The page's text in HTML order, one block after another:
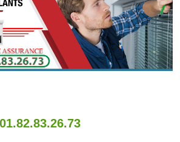
01.82.83.26.73